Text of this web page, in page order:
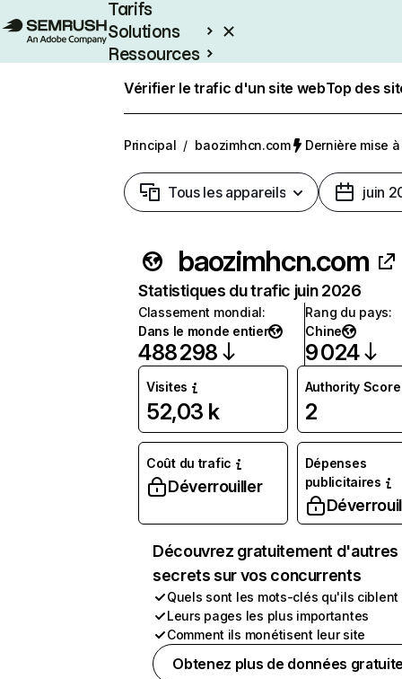
Tarifs
Solutions
Ressources
Vérifier le trafic d'un site webTop des
Principal / baozimhcn.com Dernière mise
Tous les appareils juin
baozimhcn.com
Statistiques du trafic juin 2026
Classement mondial:
Dans le monde entier
488 298
Rang du pays:
Chine
9 024
Visites
52,03 k
Authority Score
2
Coût du trafic
Déverrouiller
Dépenses
publicitaires
Découvrez gratuitement d'autres
secrets sur vos concurrents
Quels sont les mots-clés qu'ils ciblent
Leurs pages les plus importantes
Comment ils monétisent leur site
Obtenez plus de données